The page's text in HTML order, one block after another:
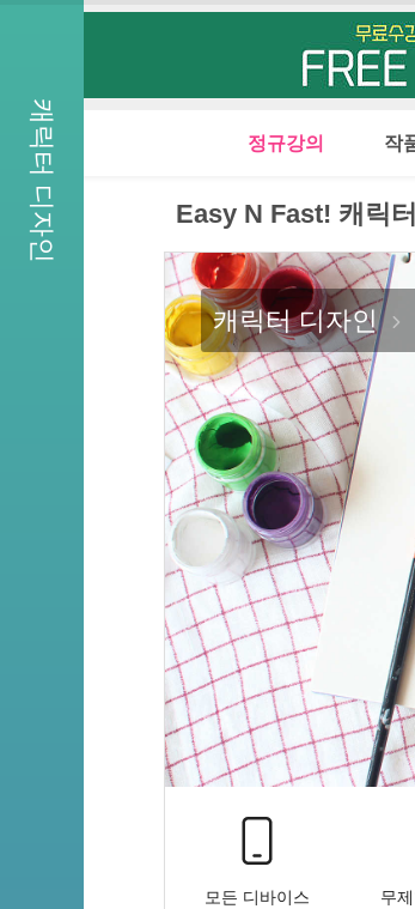
정규강의 작
캐릭터 디자인 Easy N Fast! 캐릭
캐릭터 디자인
모든 디바이스
무